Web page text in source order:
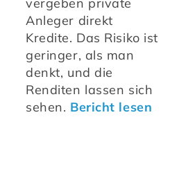
vergeben private
Anleger direkt
Kredite. Das Risiko ist
geringer, als man
denkt, und die
Renditen lassen sich
sehen. Bericht lesen